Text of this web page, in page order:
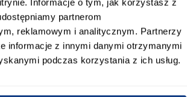
partnerom
reklamowym i analitycznym. Partnerzy
informacje z innymi danymi otrzymanymi
podczas korzystania z ich usług.